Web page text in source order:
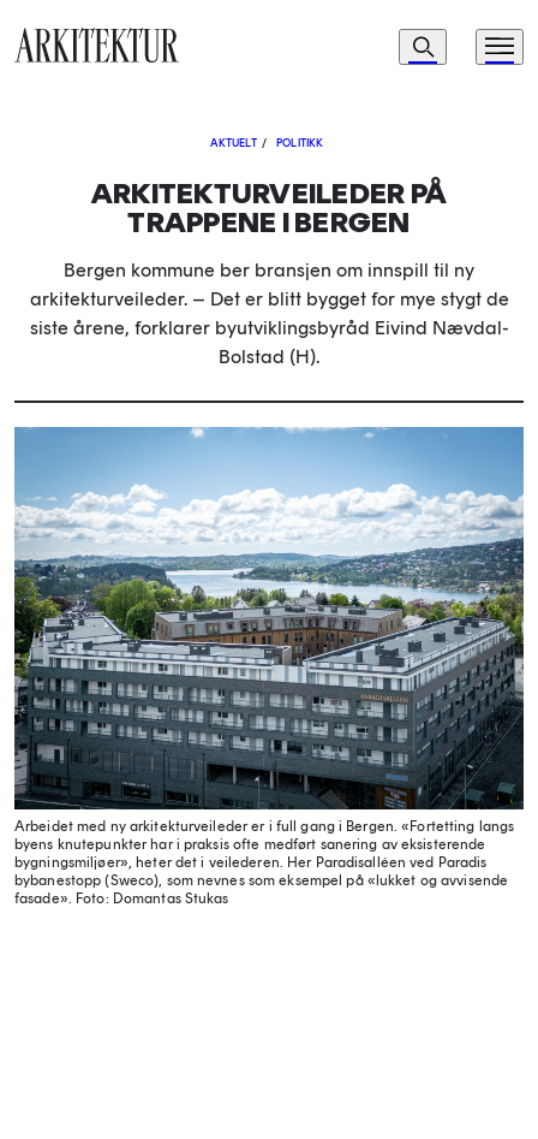
Navigasjon
Søk Meny
AKTUELT / POLITIKK
ARKITEKTURVEILEDER PÅ
TRAPPENE I BERGEN
Bergen kommune ber bransjen om innspill til ny
arkitekturveileder. – Det er blitt bygget for mye stygt de
siste årene, forklarer byutviklingsbyråd Eivind Nævdal-
Bolstad (H).
Arbeidet med ny arkitekturveileder er i full gang i Bergen. «Fortetting langs
byens knutepunkter har i praksis ofte medført sanering av eksisterende
bygningsmiljøer», heter det i veilederen. Her Paradisalléen ved Paradis
bybanestopp (Sweco), som nevnes som eksempel på «lukket og avvisende
fasade». Foto: Domantas Stukas